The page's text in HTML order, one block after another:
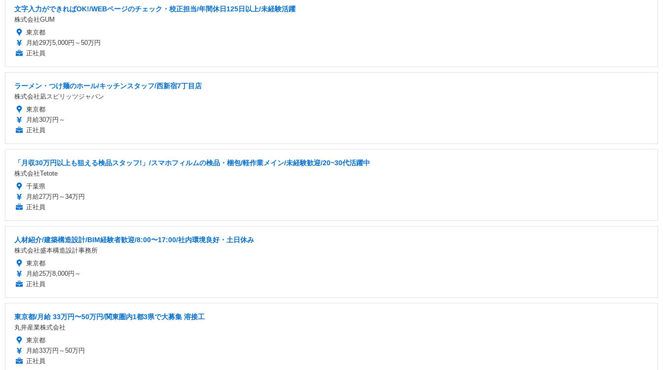
文字入力ができればOK!/WEBページのチェック・校正担当/年間休日125日以上/未経験活躍
株式会社GUM
東京都
月給29万5,000円～50万円
正社員
ラーメン・つけ麺のホール/キッチンスタッフ/西新宿7丁目店
株式会社凪スピリッツジャパン
東京都
月給30万円～
正社員
「月収30万円以上も狙える検品スタッフ!」/スマホフィルムの検品・梱包/軽作業メイン/未経験歓迎/20~30代活躍中
株式会社Tetote
千葉県
月給27万円～34万円
正社員
人材紹介/建築構造設計/BIM経験者歓迎/8:00〜17:00/社内環境良好・土日休み
株式会社盛本構造設計事務所
東京都
月給25万8,000円～
正社員
東京都/月給 33万円〜50万円/関東圏内1都3県で大募集 溶接工
丸井産業株式会社
東京都
月給33万円～50万円
正社員